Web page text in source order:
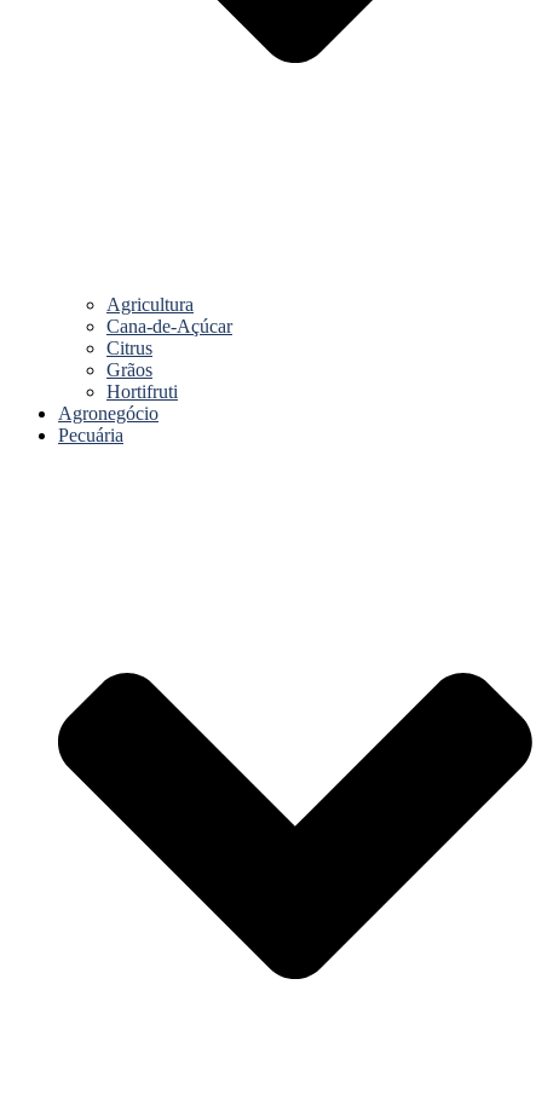
Agricultura
Cana-de-Açúcar
Citrus
Grãos
Hortifruti
Agronegócio
Pecuária